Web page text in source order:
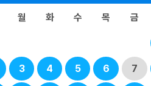
월 화 수 목 금
3 4 5 6 7